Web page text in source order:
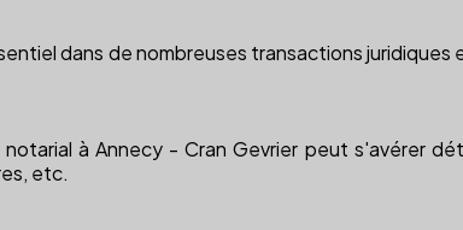
dans de nombreuses transactions
à Annecy - Cran Gevrier peut s'avérer
etc.